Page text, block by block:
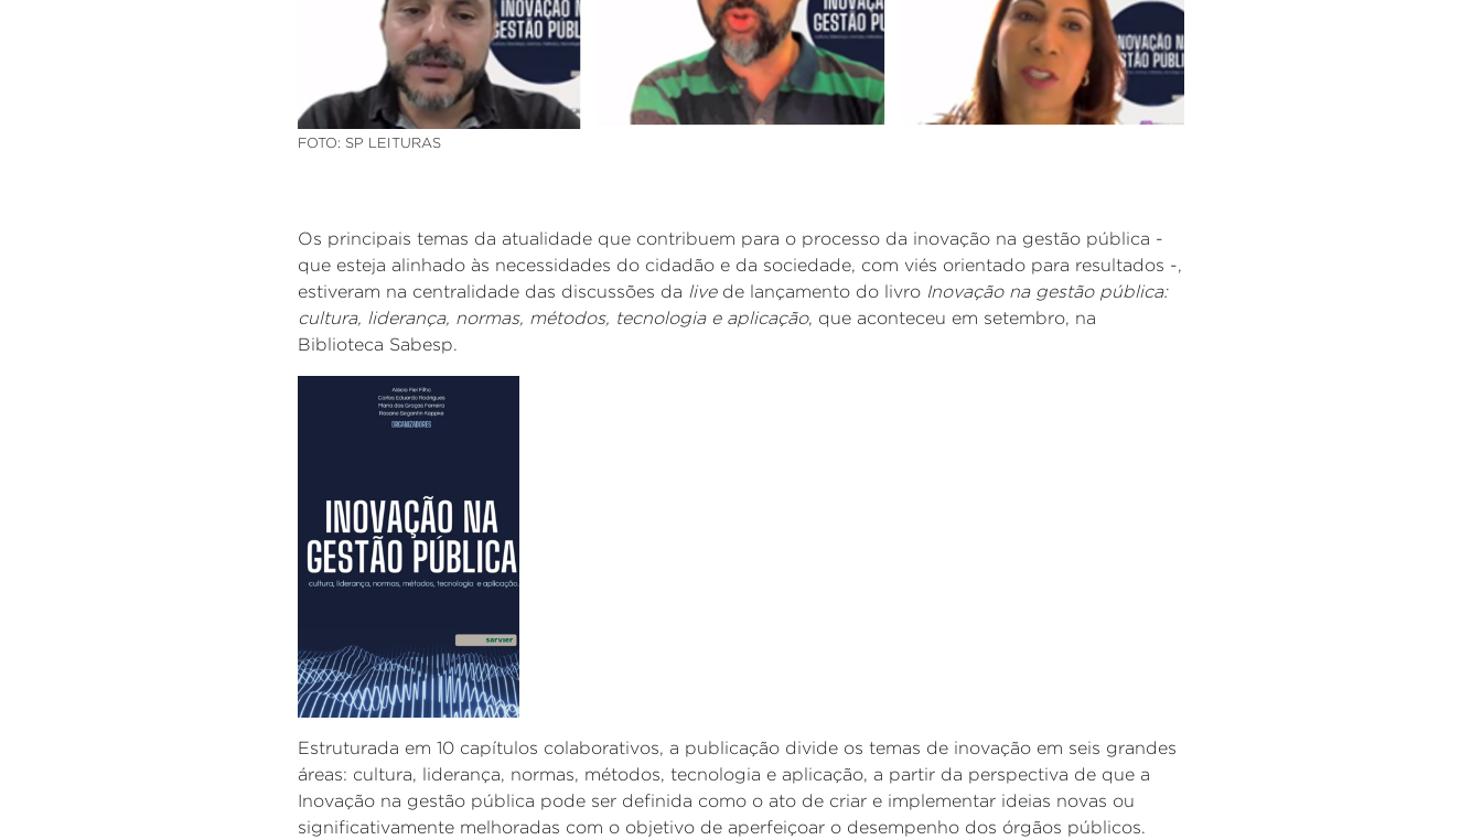
FOTO: SP LEITURAS
Os principais temas da atualidade que contribuem para o processo da inovação na gestão pública -
que estejaalinhado às necessidades do cidadão e da sociedade, com viés orientado para resultados -,
estiveram na centralidade das discussões da live de lançamento do livro Inovação na gestão pública:
cultura, liderança, normas, métodos, tecnologia e aplicação, que aconteceu em setembro, na
Biblioteca Sabesp.
Estruturada em 10 capítulos colaborativos, a publicação divide os temas de inovação em seis grandes
áreas: cultura, liderança, normas, métodos, tecnologia e aplicação, a partir da perspectiva de que a
Inovação na gestão pública pode ser definida como o ato de criar e implementar ideias novas ou
significativamente melhoradas com o objetivo de aperfeiçoar o desempenho dos órgãos públicos.